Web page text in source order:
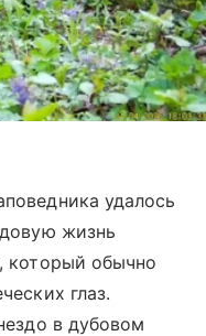
удалось
жизнь
который обычно
глаз.
в дубовом